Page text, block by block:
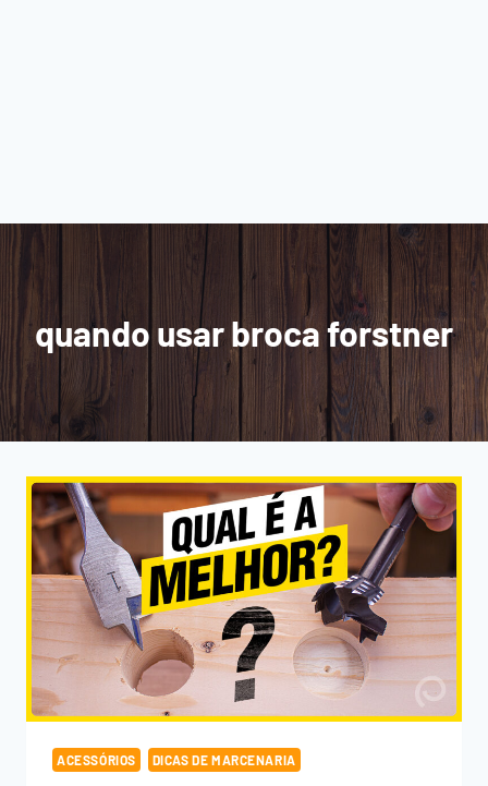
quando usar broca forstner
ACESSÓRIOS DICAS DE MARCENARIA